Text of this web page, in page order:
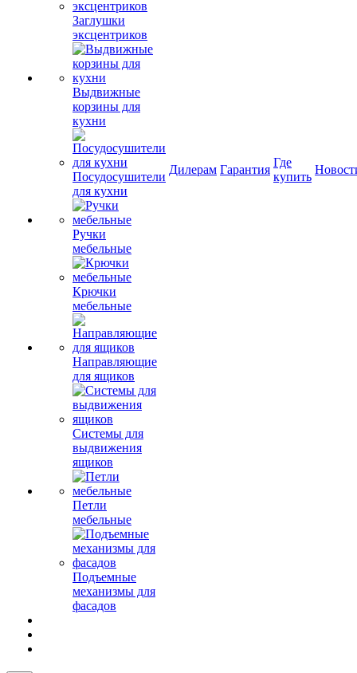
Заглушки
эксцентриков
Выдвижные
корзины для
кухни
Посудосушители
для кухни
Ручки
мебельные
Крючки
мебельные
Направляющие
для ящиков
Системы для
выдвижения
ящиков
Петли
мебельные
Подъемные
механизмы для
фасадов
Дилерам Гарантия
Где
купить